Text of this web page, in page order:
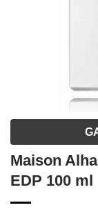
Maison
EDP 100 ml